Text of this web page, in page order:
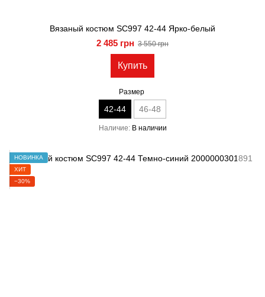
Вязаный костюм SC997 42-44 Ярко-белый
2 485 грн 3 550 грн
Купить
Размер
42-44 46-48
Наличие В наличии
НОВИНКА
ХИТ
−30%